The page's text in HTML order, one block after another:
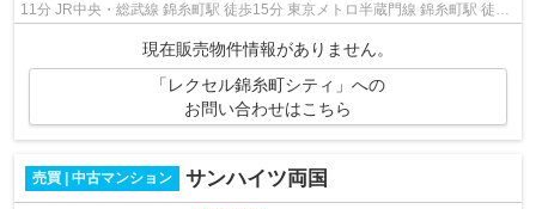
11分 JR中央・総武線 錦糸町駅 徒歩15分 東京メトロ半蔵門線 錦糸町駅 徒歩
現在販売物件情報がありません。
「レクセル錦糸町シティ」への
お問い合わせはこちら
売買 | 中古マンション サンハイツ両国